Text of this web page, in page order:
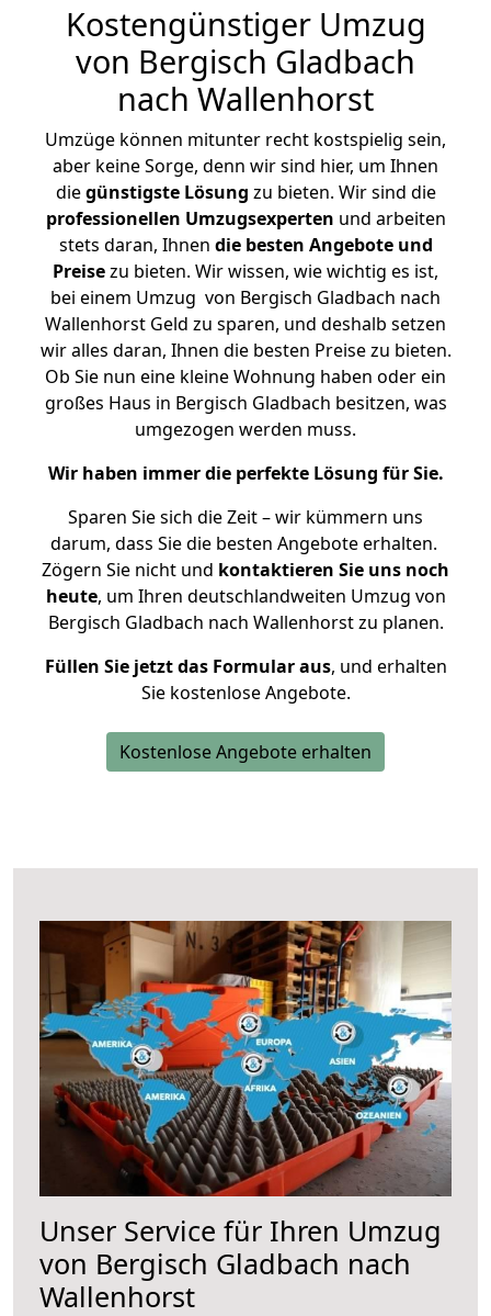
Kostengünstiger Umzug
von Bergisch Gladbach
nach Wallenhorst
Umzüge können mitunter recht kostspielig sein,
aber keine Sorge, denn wir sind hier, um Ihnen
diegünstigste Lösung zu bieten. Wir sind die
professionellen Umzugsexperten und arbeiten
stets daran, Ihnen die besten Angebote und
Preisezu bieten. Wir wissen, wie wichtig es ist,
bei einem Umzug von Bergisch Gladbach nach
Wallenhorst Geld zu sparen, und deshalb setzen
wir alles daran, Ihnen die besten Preise zu bieten.
Ob Sie nun eine kleine Wohnung haben oder ein
großes Haus in Bergisch Gladbach besitzen, was
umgezogen werden muss.
Wir haben immer die perfekte Lösung für Sie.
Sparen Sie sich die Zeit – wir kümmern uns
darum, dass Sie die besten Angebote erhalten.
Zögern Sie nicht und kontaktieren Sie uns noch
heute, um Ihren deutschlandweiten Umzug von
Bergisch Gladbach nach Wallenhorst zu planen.
Füllen Sie jetzt das Formular aus, und erhalten
Sie kostenlose Angebote.
Kostenlose Angebote erhalten
Unser Service für Ihren Umzug
von Bergisch Gladbach nach
Wallenhorst